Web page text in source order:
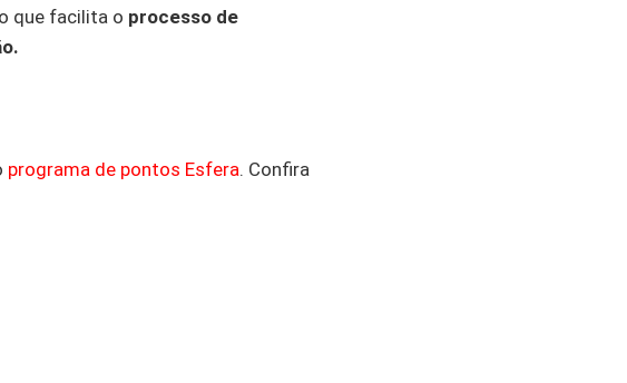
que facilita o processo de
programa de pontos Esfera. Confira